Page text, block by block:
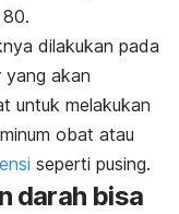
dilakukan pada
akan
untuk melakukan
obat atau
seperti pusing.
darah bisa